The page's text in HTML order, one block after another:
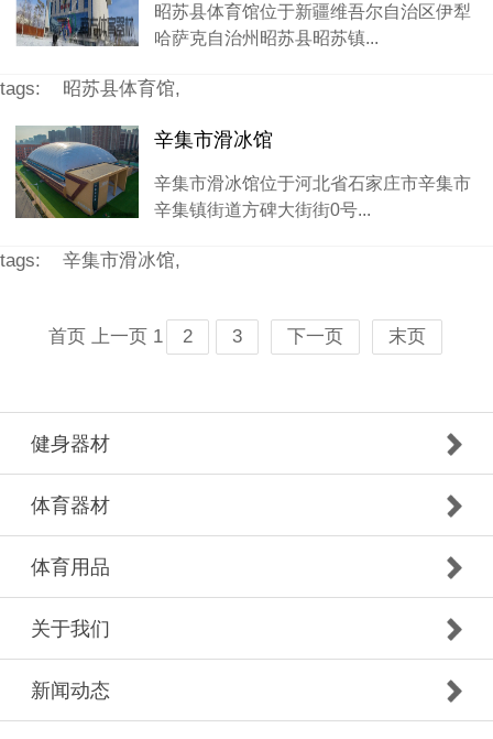
昭苏县体育馆位于新疆维吾尔自治区伊犁
哈萨克自治州昭苏县昭苏镇...
tags: 昭苏县体育馆,
辛集市滑冰馆
辛集市滑冰馆位于河北省石家庄市辛集市
辛集镇街道方碑大街街0号...
tags: 辛集市滑冰馆,
首页 上一页 1 2 3 下一页 末页
健身器材
体育器材
体育用品
关于我们
新闻动态